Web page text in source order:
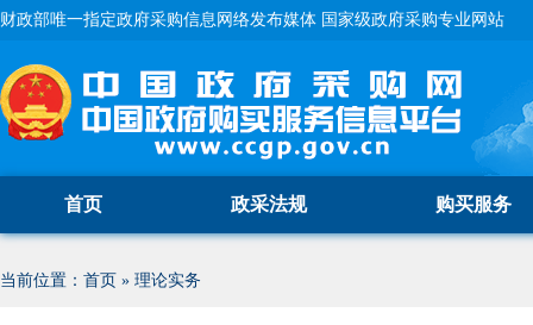
财政部唯一指定政府采购信息网络发布媒体 国家级政府采购专业网站
首页 政采法规 购买服务
当前位置： 首页 » 理论实务